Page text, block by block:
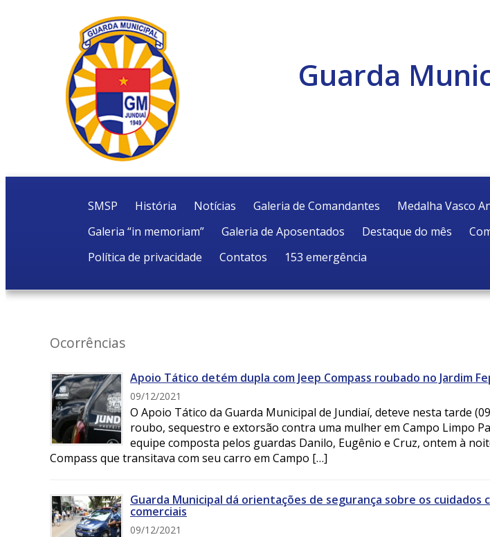
Guarda
SMSP História Notícias Galeria de Comandantes
Medalha Vasco
Galeria “in memoriam”
Galeria de Aposentados Destaque do mês
Política de privacidade
Contatos 153 emergência
Ocorrências
Apoio Tático detém dupla com Jeep Compass roubado no Jardim
09/12/2021
O Apoio Tático da Guarda Municipal de Jundiaí, deteve nesta tarde
roubo, sequestro e extorsão contra uma mulher em Campo Limpo
equipe composta pelos guardas Danilo, Eugênio e Cruz, ontem à
Compass que transitava com seu carro em Campo […]
Guarda Municipal dá orientações de segurança sobre os cuidados
comerciais
09/12/2021